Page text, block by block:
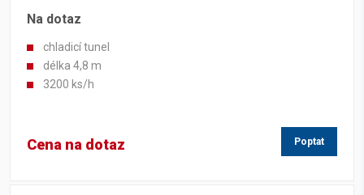
Na dotaz
chladicí tunel
délka 4,8 m
3200 ks/h
Cena na dotaz Poptat